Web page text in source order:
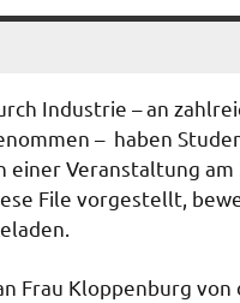
Industrie – an
– haben
Veranstaltung
File vorgestellt,
Frau Kloppenburg von